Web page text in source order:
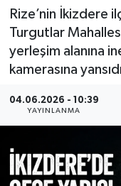
Rize’nin İkizdere
Turgutlar
yerleşim alanına
kamerasına
04.06.2026 - 10:39
YAYINLANMA
Teknoloji
Sağlık
Tüm
Son Dakika
Haber Arşivi